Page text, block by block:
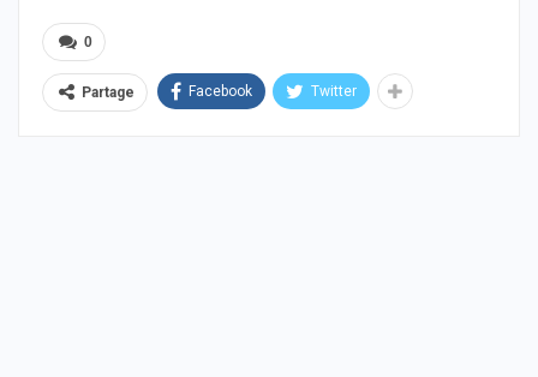
0
Partage Facebook Twitter